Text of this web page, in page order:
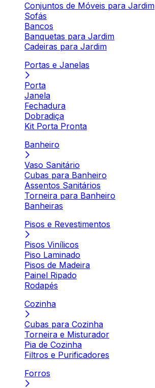
Conjuntos de Móveis para Jardim
Sofás
Bancos
Banquetas para Jardim
Cadeiras para Jardim
Portas e Janelas
Porta
Janela
Fechadura
Dobradiça
Kit Porta Pronta
Banheiro
Vaso Sanitário
Cubas para Banheiro
Assentos Sanitários
Torneira para Banheiro
Banheiras
Pisos e Revestimentos
Pisos Vinílicos
Piso Laminado
Pisos de Madeira
Painel Ripado
Rodapés
Cozinha
Cubas para Cozinha
Torneira e Misturador
Pia de Cozinha
Filtros e Purificadores
Forros